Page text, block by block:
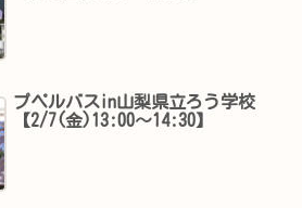
プペルバスin山梨県立ろう学校
【2/7(金)13:00～14:30】